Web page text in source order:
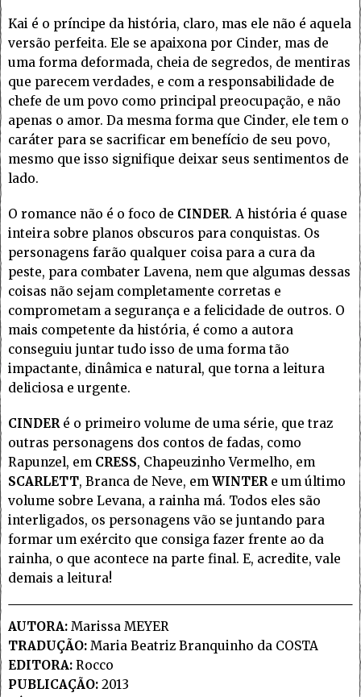
Kai é o príncipe da história, claro, mas ele não é aquela
versão perfeita. Ele se apaixona por Cinder, mas de
uma forma deformada, cheia de segredos, de mentiras
que parecem verdades, e com a responsabilidade de
chefe de um povo como principal preocupação, e não
apenas o amor. Da mesma forma que Cinder, ele tem o
caráter para se sacrificar em benefício de seu povo,
mesmo que isso signifique deixar seus sentimentos de
lado.
O romance não é o foco de CINDER. A história é quase
inteira sobre planos obscuros para conquistas. Os
personagens farão qualquer coisa para a cura da
peste, para combater Lavena, nem que algumas dessas
coisas não sejam completamente corretas e
comprometam a segurança e a felicidade de outros. O
mais competente da história, é como a autora
conseguiu juntar tudo isso de uma forma tão
impactante, dinâmica e natural, que torna a leitura
deliciosa e urgente.
CINDERé o primeiro volume de uma série, que traz
outras personagens dos contos de fadas, como
Rapunzel, em CRESS, Chapeuzinho Vermelho, em
SCARLETT, Branca de Neve, em WINTERe um último
volume sobre Levana, a rainha má. Todos eles são
interligados, os personagens vão se juntando para
formar um exército que consiga fazer frente ao da
rainha, o que acontece na parte final. E, acredite, vale
demais a leitura!
AUTORA: Marissa MEYER
TRADUÇÃO: Maria Beatriz Branquinho da COSTA
EDITORA: Rocco
PUBLICAÇÃO: 2013